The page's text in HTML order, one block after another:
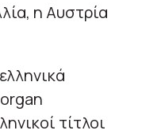
η Αυστρία
τίτλοι